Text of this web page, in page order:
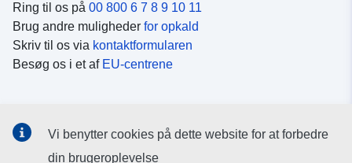
Ring til os på 00 800 6 7 8 9 10 11
Brug andre muligheder for opkald
Skriv til os via kontaktformularen
Besøg os i et af EU-centrene
Søg efter EU's sider påsociale medier
Vi benytter cookies på dette website for at forbedre
din brugeroplevelse